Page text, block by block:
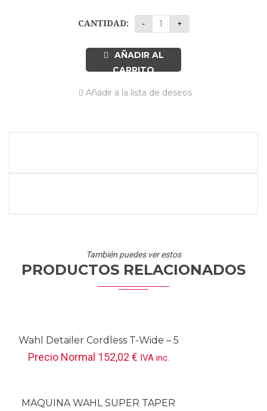
CANTIDAD:
AÑADIR AL
CARRITO
Añadir a la lista de deseos
También puedes ver estos
PRODUCTOS RELACIONADOS
Wahl Detailer Cordless T-Wide – 5
Star Series
Precio Normal 152,02 € IVA inc.
MAQUINA WAHL SUPER TAPER